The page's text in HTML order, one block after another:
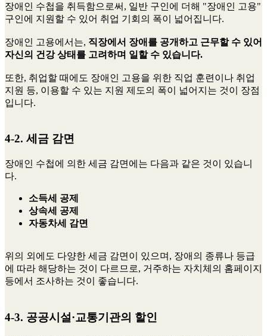
장애인 수첩을 취득함으로써, 일반 구인에 더해 "장애인 고용"
구인에 지원할 수 있어 취업 기회의 폭이 넓어집니다.
장애인 고용에서는, 직장에서 장애를 공개하고 근무할 수 있어
자신의 건강 상태를 고려하며 일할 수 있습니다.
또한, 취업할 때에도 장애인 고용을 위한 직업 훈련이나 취업
지원 등, 이용할 수 있는 지원 제도의 폭이 넓어지는 것이 장점
입니다.
4-2. 세금 감면
장애인 수첩에 의한 세금 감면에는 다음과 같은 것이 있습니
다.
소득세 공제
상속세 공제
자동차세 감면
위의 외에도 다양한 세금 감면이 있으며, 장애의 종류나 등급
에 따라 해당하는 것이 다르므로, 거주하는 자치체의 홈페이지
등에서 조사하는 것이 좋습니다.
4-3. 공공시설·교통기관의 할인